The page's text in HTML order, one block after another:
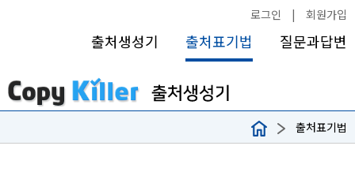
로그인 | 회원가입
출처생성기 출처표기법 질문과답변
출처표기법